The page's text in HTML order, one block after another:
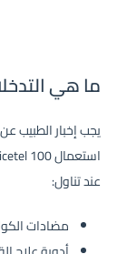
ما هي
يجب إخبار الطبيب
عند تناول:
مضادات